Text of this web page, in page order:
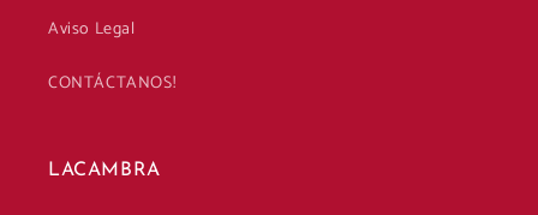
Aviso Legal
CONTÁCTANOS!
LACAMBRA